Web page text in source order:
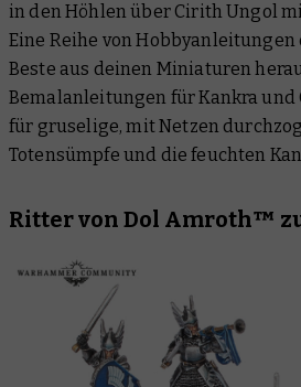
in den Höhlen über Cirith Ungol
Eine Reihe von
Beste aus deinen Miniaturen
Bemalanleitungen für Kankra
für gruselige, mit Netzen
Totensümpfe und die feuchten
Ritter von Dol Amroth™